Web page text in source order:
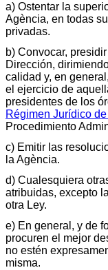
a) Ostentar la
Agència, en todas
privadas.
b) Convocar,
Dirección,
calidad y, en
el ejercicio de
presidentes de los
Régimen Jurídico
Procedimiento
c) Emitir las
la Agència.
d) Cualesquiera
atribuidas, excepto
otra Ley.
e) En general, y de
procuren el mejor
no estén
misma.